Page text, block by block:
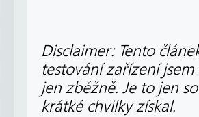
Disclaimer: Tento
testování zařízení
jen zběžně. Je to jen
krátké chvilky získal.